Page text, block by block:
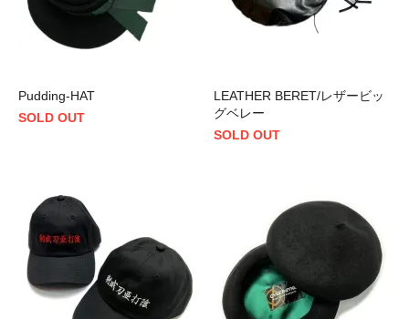
Pudding-HAT
SOLD OUT
LEATHER BERET/レザービッ
グベレー
SOLD OUT